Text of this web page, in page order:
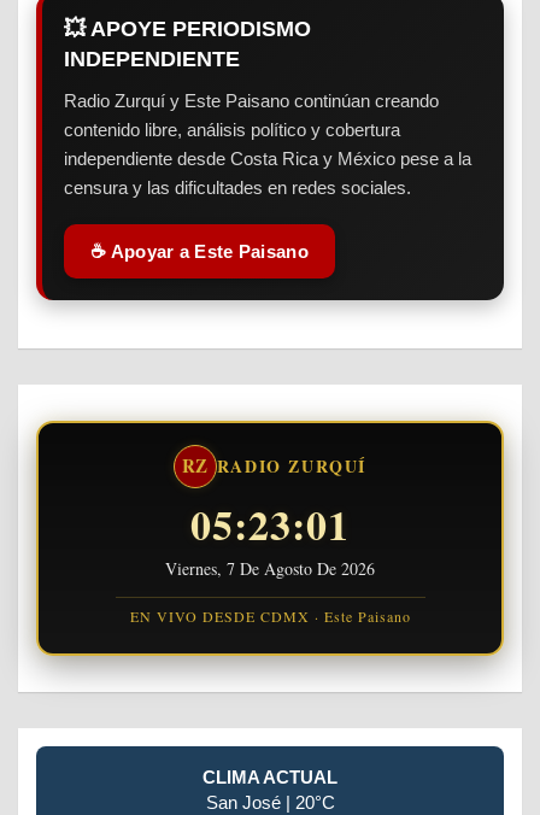
entradas
💥 APOYE PERIODISMO
INDEPENDIENTE
Radio Zurquí y Este Paisano continúan creando
contenido libre, análisis político y cobertura
independiente desde Costa Rica y México pese a la
censura y las dificultades en redes sociales.
☕ Apoyar a Este Paisano
RZ RADIO ZURQUÍ
05:23:01
Viernes, 7 De Agosto De 2026
EN VIVO DESDE CDMX · Este Paisano
CLIMA ACTUAL
San José | 20°C